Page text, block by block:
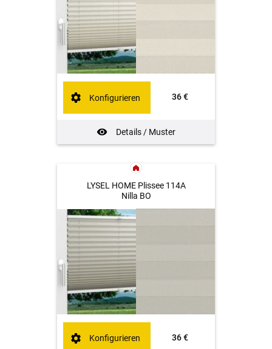
36 €
Details / Muster
Konfigurieren
LYSEL HOME Plissee 114A
Nilla BO
36 €
Konfigurieren